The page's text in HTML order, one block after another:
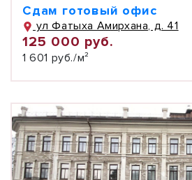
Сдам готовый офис
ул Фатыха Амирхана, д. 41
125 000 руб.
1 601 руб./м²